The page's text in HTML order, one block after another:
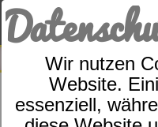
Wir nutzen
Website.
essenziell,
Kopfkissen